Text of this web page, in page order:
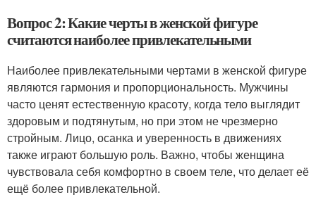
Вопрос 2: Какие черты в женской фигуре
считаются наиболее привлекательными
Наиболее привлекательными чертами в женской фигуре
являются гармония и пропорциональность. Мужчины
часто ценят естественную красоту, когда тело выглядит
здоровым и подтянутым, но при этом не чрезмерно
стройным. Лицо, осанка и уверенность в движениях
также играют большую роль. Важно, чтобы женщина
чувствовала себя комфортно в своем теле, что делает её
ещё более привлекательной.